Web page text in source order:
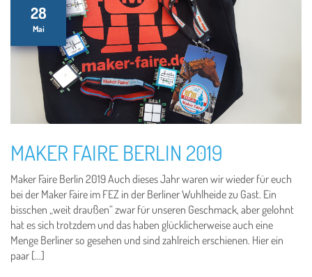
28
Mai
MAKER FAIRE BERLIN 2019
Maker Faire Berlin 2019 Auch dieses Jahr waren wir wieder für euch
bei der Maker Faire im FEZ in der Berliner Wuhlheide zu Gast. Ein
bisschen „weit draußen“ zwar für unseren Geschmack, aber gelohnt
hat es sich trotzdem und das haben glücklicherweise auch eine
Menge Berliner so gesehen und sind zahlreich erschienen. Hier ein
paar […]